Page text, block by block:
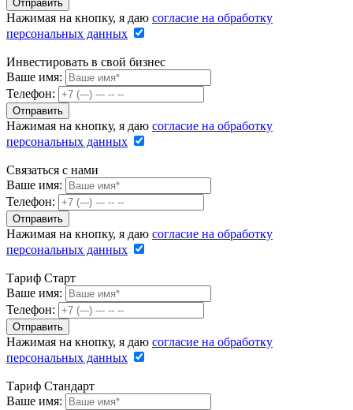
Нажимая на кнопку, я даю согласие на обработку
персональных данных
Инвестировать в свой бизнес
Ваше имя:
Телефон:
Нажимая на кнопку, я даю согласие на обработку
персональных данных
Связаться с нами
Ваше имя:
Телефон:
Нажимая на кнопку, я даю согласие на обработку
персональных данных
Тариф Старт
Ваше имя:
Телефон:
Нажимая на кнопку, я даю согласие на обработку
персональных данных
Тариф Стандарт
Ваше имя: